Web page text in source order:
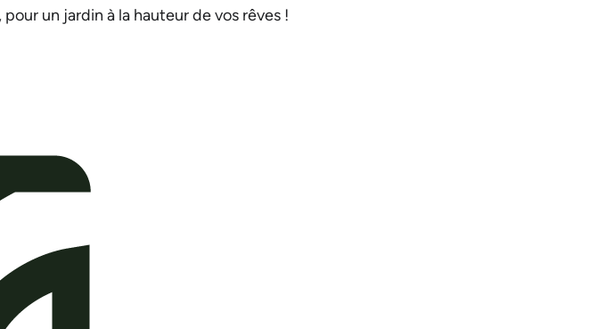
un jardin à la hauteur de vos rêves !